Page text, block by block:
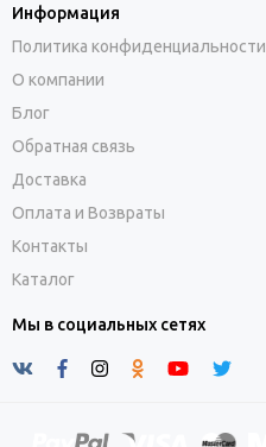
Информация
Политика
О компании
Блог
Обратная связь
Доставка
Оплата и Возвраты
Контакты
Каталог
Мы в социальных сетях